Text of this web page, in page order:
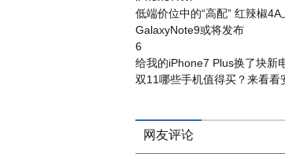
低端价位中的“高配” 红辣椒4A
GalaxyNote9或将发布
6
给我的iPhone7 Plus换了块新
双11哪些手机值得买？来看看
网友评论